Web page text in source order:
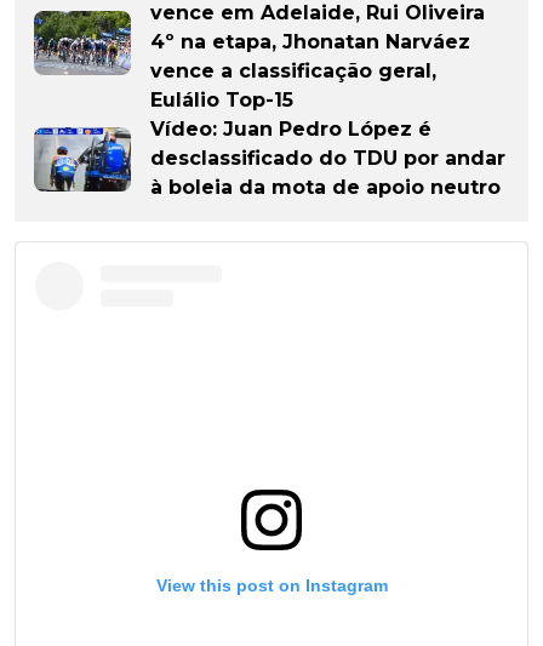
vence em Adelaide, Rui Oliveira
4º na etapa, Jhonatan Narváez
vence a classificação geral,
Eulálio Top-15
Vídeo: Juan Pedro López é
desclassificado do TDU por andar
à boleia da mota de apoio neutro
View this post on Instagram